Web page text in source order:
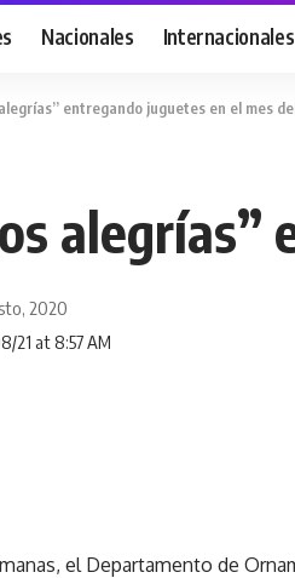
Nacionales Internacionales
entregando juguetes en el mes
alegrías”
21 at 8:57 AM
2020
el Departamento de